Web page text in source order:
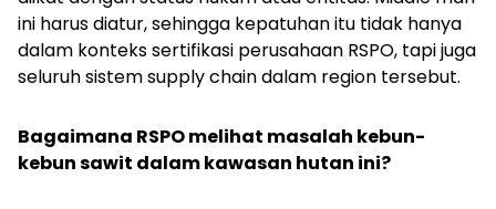
ini harus diatur, sehingga kepatuhan itu tidak hanya
dalam konteks sertifikasi perusahaan RSPO, tapi juga
seluruh sistemsupply chaindalam region tersebut.
Bagaimana RSPO melihat masalah kebun-
kebun sawit dalam kawasan hutan ini?